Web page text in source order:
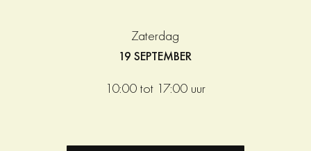
Zaterdag
19 SEPTEMBER
10:00 tot 17:00 uur